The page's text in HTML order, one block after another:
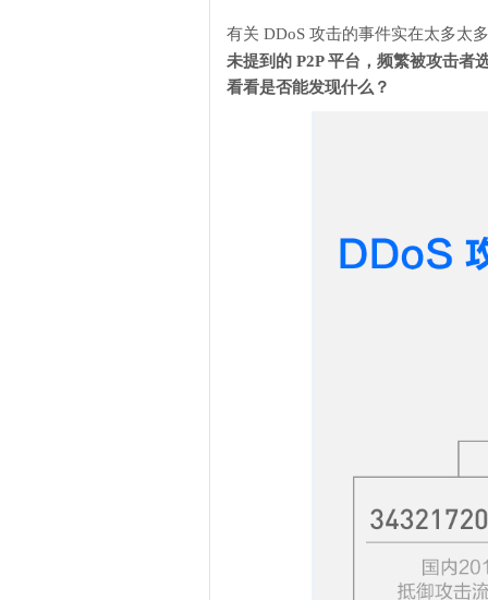
有关 DDoS 攻击的事件实在太多太
未提到的 P2P 平台，频繁被攻击者
看看是否能发现什么？